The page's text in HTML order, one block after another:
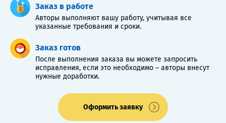
Заказ в работе
Авторы выполняют вашу работу, учитывая все
указанные требования и сроки.
Заказ готов
После выполнения заказа вы можете запросить
исправления, если это необходимо – авторы внесут
нужные доработки.
Оформить заявку